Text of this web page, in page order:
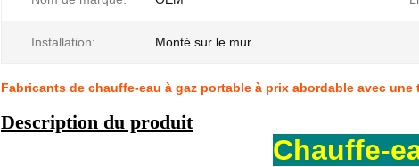
Installation: Monté sur le mur
Fabricants de chauffe-eau à gaz portable à prix abordable avec
Description du produit
Chauffe-